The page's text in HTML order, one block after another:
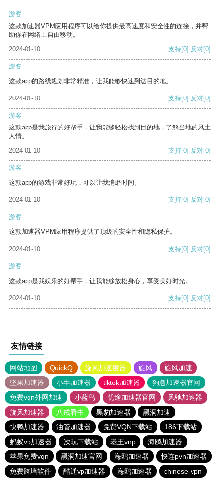
游客
这款加速器VPM应用程序可以给你提供最高速度和安全性的连接，并帮
助你在网络上自由移动。
2024-01-10
支持[0] 反对[0]
游客
这款app的路线规划非常精准，让我能够快速到达目的地。
2024-01-10 支持[0] 反对[0]
游客
这款app是我旅行的好帮手，让我能够轻松找到目的地，了解当地的风土
人情。
2024-01-10
支持[0] 反对[0]
游客
这款app的游戏非常好玩，可以让我消磨时间。
2024-01-10 支持[0] 反对[0]
游客
这款加速器VPM应用程序提供了顶级的安全性和隐私保护。
2024-01-10 支持[0] 反对[0]
游客
这款app是我娱乐的好帮手，让我能够放松身心，享受美好时光。
2024-01-10 支持[0] 反对[0]
友情链接
网站地图 QuickQ 旋风加速度器 旋风
旋风加速
坚果加速器
小牛加速器 tiktok加速器
狗急加速器官网
免费vqn外网加速
小蓝鸟 优途加速器官网
风驰加速器
旋风加速器
八戒看书 黑豹加速器
黑洞加速
快鸭加速器
油管加速器 免费VQN下载站
186下载站
蚂蚁vp加速器
次玩下载站 老王vnp
海鸥加速器
苹果免费vqn
黑洞加速官网 海鸥加速器
快连pvn加速器
免费跨墙软件
酷通vp加速器 海鸥加速器 chinese-vpn